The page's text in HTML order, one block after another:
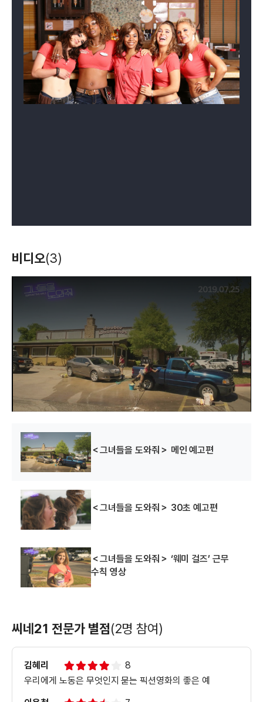
비디오(3)
w
n
d
o
＜그녀들을 도와줘＞ 메인 예고편
＜그녀들을 도와줘＞ 30초 예고편
＜그녀들을 도와줘＞ ‘웨미 걸즈’ 근무
수칙 영상
씨네21 전문가 별점(2명 참여)
김혜리
8
우리에게 노동은 무엇인지 묻는 픽션영화의 좋은 예